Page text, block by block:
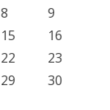
8
9
15
16
22
23
29
30